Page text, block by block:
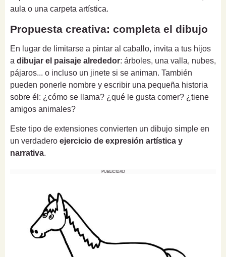
aula o una carpeta artística.
Propuesta creativa: completa el dibujo
En lugar de limitarse a pintar al caballo, invita a tus hijos
a dibujar el paisaje alrededor: árboles, una valla, nubes,
pájaros... o incluso un jinete si se animan. También
pueden ponerle nombre y escribir una pequeña historia
sobre él: ¿cómo se llama? ¿qué le gusta comer? ¿tiene
amigos animales?
Este tipo de extensiones convierten un dibujo simple en
un verdadero ejercicio de expresión artística y
narrativa.
PUBLICIDAD